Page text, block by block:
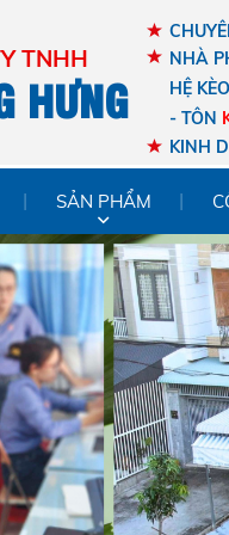
TNHH
HƯNG
NHÀ
HỆ
- TÔN
KINH
SẢN PHẨM